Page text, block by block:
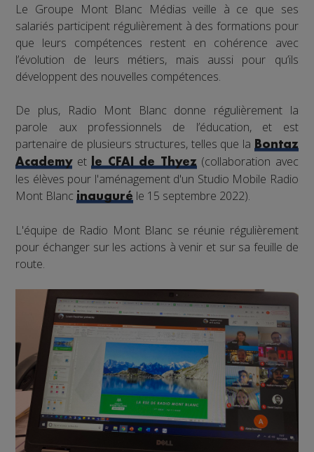
Le Groupe Mont Blanc Médias veille à ce que ses
salariés participent régulièrement à des formations pour
que leurs compétences restent en cohérence avec
l’évolution de leurs métiers, mais aussi pour qu’ils
développent des nouvelles compétences.
De plus, Radio Mont Blanc donne régulièrement la
parole aux professionnels de l’éducation, et est
partenaire de plusieurs structures, telles que la
Bontaz
Academyet le CFAI de Thyez(collaboration avec
les élèves pour l'aménagement d'un Studio Mobile Radio
Mont Blancinauguré le 15 septembre 2022).
L'équipe de Radio Mont Blanc se réunie régulièrement
pour échanger sur les actions à venir et sur sa feuille de
route.